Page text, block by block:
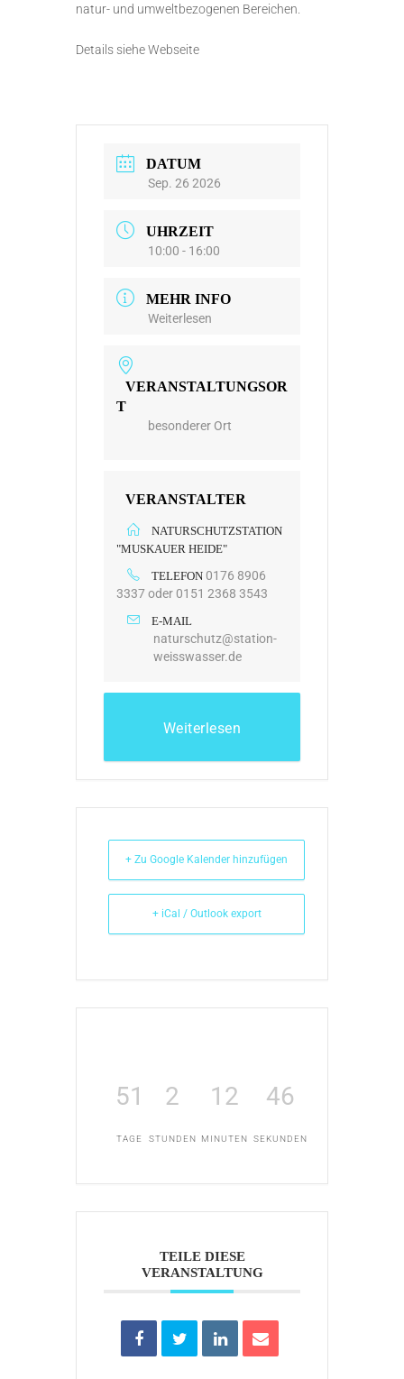
natur- und umweltbezogenen Bereichen.
Details siehe Webseite
DATUM
Sep. 26 2026
UHRZEIT
10:00 - 16:00
MEHR INFO
Weiterlesen
VERANSTALTUNGSOR
T
besonderer Ort
VERANSTALTER
NATURSCHUTZSTATION
"MUSKAUER HEIDE"
TELEFON 0176 8906
3337 oder 0151 2368 3543
E-MAIL
naturschutz@station-
weisswasser.de
Weiterlesen
+ Zu Google Kalender hinzufügen
+ iCal / Outlook export
51
TAGE
2
STUNDEN
12
MINUTEN
46
SEKUNDEN
TEILE DIESE
VERANSTALTUNG